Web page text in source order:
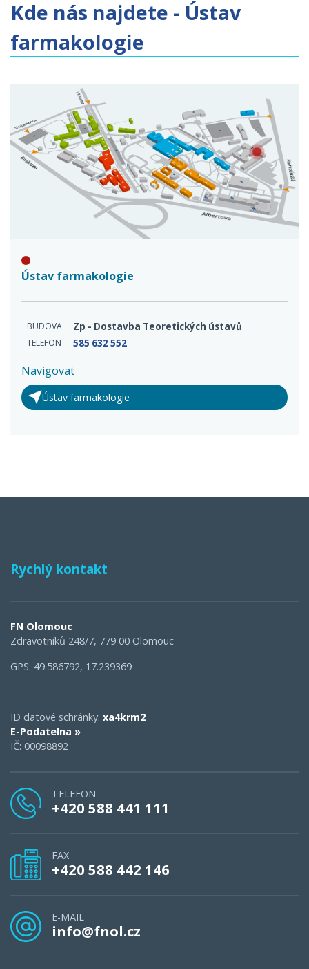
Kde nás najdete - Ústav
farmakologie
Ústav farmakologie
BUDOVA Zp - Dostavba Teoretických ústavů
TELEFON 585 632 552
Navigovat
Ústav farmakologie
Rychlý kontakt
FN Olomouc
Zdravotníků 248/7, 779 00 Olomouc
GPS: 49.586792, 17.239369
ID datové schránky: xa4krm2
E-Podatelna »
IČ: 00098892
TELEFON
+420 588 441 111
FAX
+420 588 442 146
E-MAIL
info@fnol.cz